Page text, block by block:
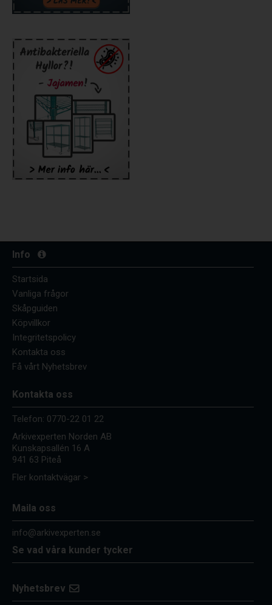
Info
Startsida
Vanliga frågor
Skåpguiden
Köpvillkor
Integritetspolicy
Kontakta oss
Få vårt Nyhetsbrev
Kontakta oss
Telefon: 0770-22 01 22
Arkivexperten Norden AB
Kunskapsallén 16 A
941 63 Piteå
Fler kontaktvägar >
Maila oss
info@arkivexperten.se
Se vad våra kunder tycker
Nyhetsbrev